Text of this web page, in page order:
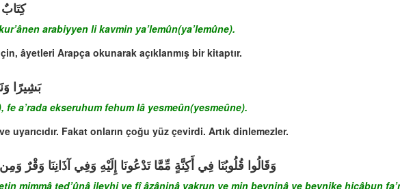
كِتَابٌ
arabiyyen li kavmin ya’lemûn(ya’lemûne).
âyetleri Arapça okunarak açıklanmış bir kitaptır.
بَشِيرًا
fe a’rada ekseruhum fehum lâ yesmeûn(yesmeûne).
uyarıcıdır. Fakat onların çoğu yüz çevirdi. Artık dinlemezler.
وَقَالُوا قُلُوبُنَا فِي أَكِنَّةٍ مِّمَّا تَدْعُونَا إِلَيْهِ وَفِي آذَانِنَا وَقْرٌ
mimmâ ted’ûnâ ileyhi ve fî âzâninâ vakrun ve min beyninâ ve beynike hicâbun